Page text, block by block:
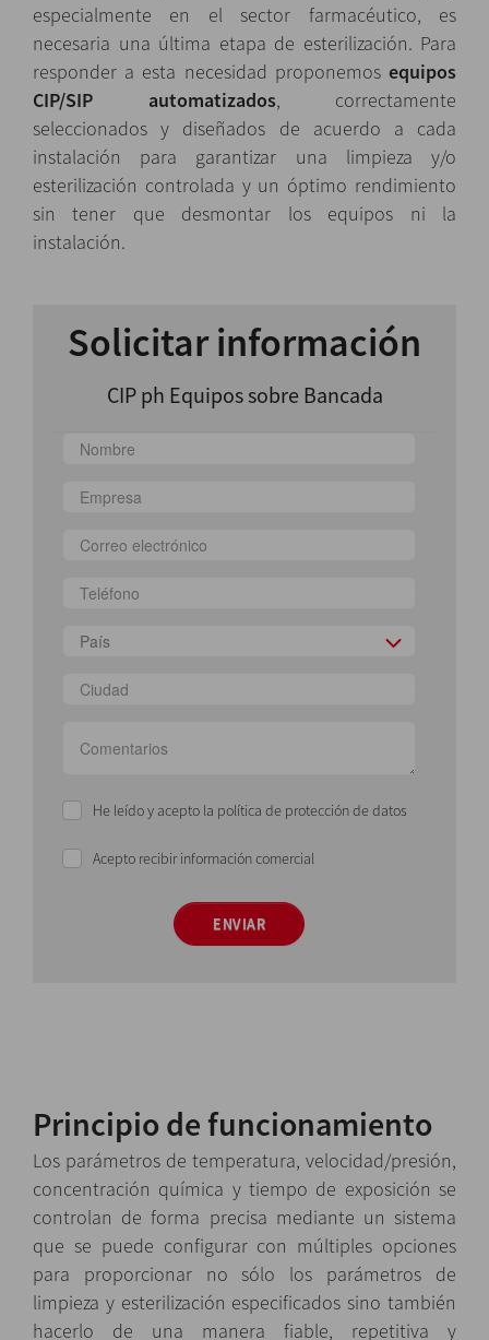
especialmente en el sector farmacéutico, es
necesaria una última etapa de esterilización. Para
responder a esta necesidad proponemosequipos
CIP/SIP automatizados, correctamente
seleccionados y diseñados de acuerdo a cada
instalación para garantizar una limpieza y/o
esterilización controlada y un óptimo rendimiento
sin tener que desmontar los equipos ni la
instalación.
Solicitar información
CIP ph Equipos sobre Bancada
País
He leído y acepto la política de protección de datos
Acepto recibir información comercial
ENVIAR
Principio de funcionamiento
Los parámetros de temperatura, velocidad/presión,
concentración química y tiempo de exposición se
controlan de forma precisa mediante un sistema
que se puede configurar con múltiples opciones
para proporcionar no sólo los parámetros de
limpieza y esterilización especificados sino también
hacerlo de una manera fiable, repetitiva y